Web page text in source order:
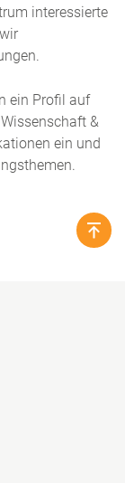
interessierte
ein Profil auf
&
ein und
kopieren